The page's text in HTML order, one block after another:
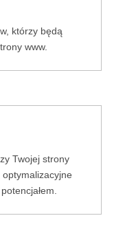
którzy będą
www.
Twojej strony